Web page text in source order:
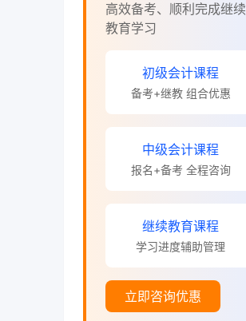
高效备考、顺利完成继续
教育学习
初级会计课程
备考+继教 组合优惠
中级会计课程
报名+备考 全程咨询
继续教育课程
学习进度辅助管理
立即咨询优惠